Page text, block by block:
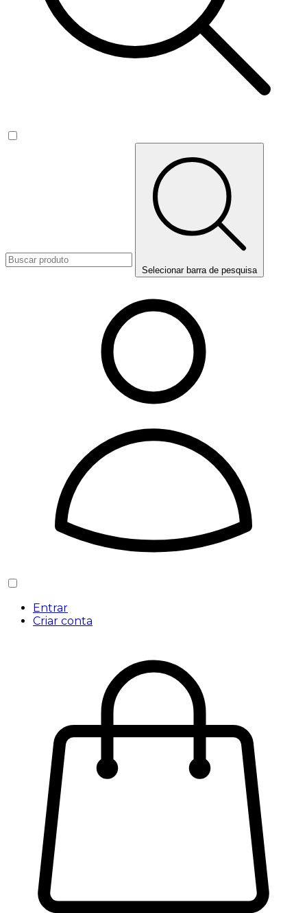
Selecionar barra de pesquisa
Entrar
Criar conta